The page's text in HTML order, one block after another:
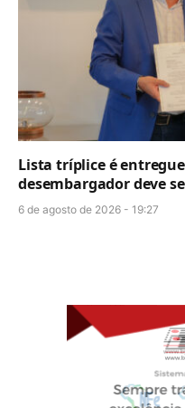
Lista tríplice é
desembargador deve
6 de agosto de 2026 - 19:27